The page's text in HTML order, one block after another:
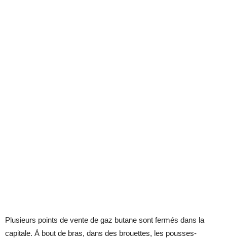
Plusieurs points de vente de gaz butane sont fermés dans la
capitale. À bout de bras, dans des brouettes, les pousses-